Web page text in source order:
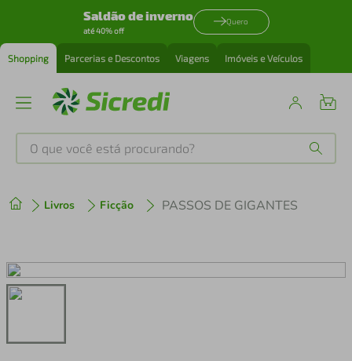
Saldão de inverno
até 40% off
Quero
Shopping Parcerias e Descontos Viagens Imóveis e Veículos
O que você está procurando?
Livros Ficção PASSOS DE GIGANTES
2º cafeteira